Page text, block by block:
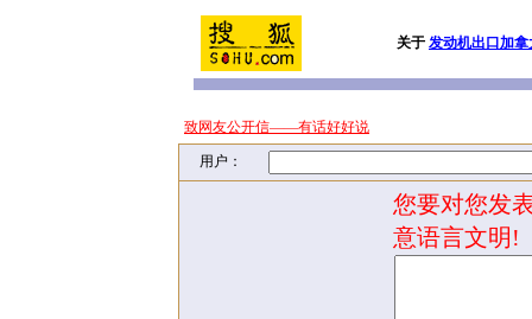
关于 发动机出口加
致网友公开信——有话好好说
用户：
您要对您发
意语言文明!